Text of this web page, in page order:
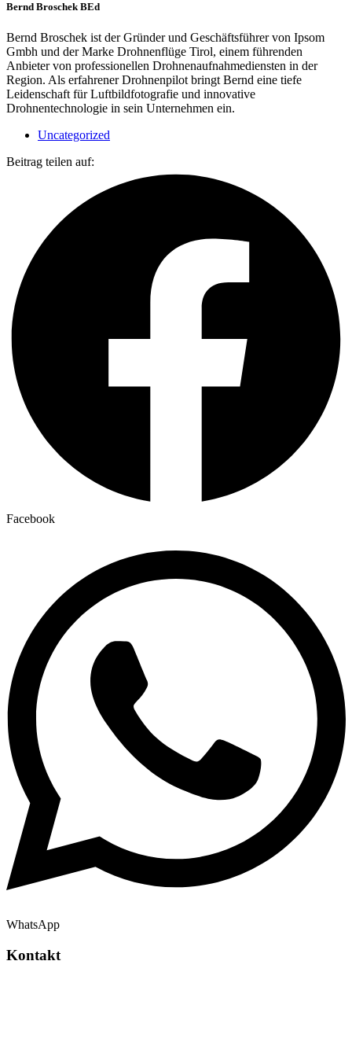
Bernd Broschek BEd
Bernd Broschek ist der Gründer und Geschäftsführer von Ipsom
Gmbh und der Marke Drohnenflüge Tirol, einem führenden
Anbieter von professionellen Drohnenaufnahmediensten in der
Region. Als erfahrener Drohnenpilot bringt Bernd eine tiefe
Leidenschaft für Luftbildfotografie und innovative
Drohnentechnologie in sein Unternehmen ein.
Uncategorized
Beitrag teilen auf:
Facebook
WhatsApp
Kontakt